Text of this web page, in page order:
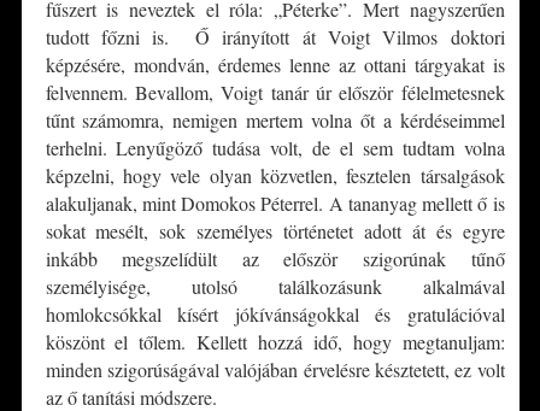
fűszert is neveztek el róla: „Péterke”. Mert nagyszerűen
tudott főzni is. Ő irányított át Voigt Vilmos doktori
képzésére, mondván, érdemes lenne az ottani tárgyakat is
felvennem. Bevallom, Voigt tanár úr először félelmetesnek
tűnt számomra, nemigen mertem volna őt a kérdéseimmel
terhelni. Lenyűgöző tudása volt, de el sem tudtam volna
képzelni, hogy vele olyan közvetlen, fesztelen társalgások
alakuljanak, mint Domokos Péterrel. A tananyag mellett ő is
sokat mesélt, sok személyes történetet adott át és egyre
inkább megszelídült az először szigorúnak tűnő
személyisége, utolsó találkozásunk alkalmával
homlokcsókkal kísért jókívánságokkal és gratulációval
köszönt el tőlem. Kellett hozzá idő, hogy megtanuljam:
minden szigorúságával valójában érvelésre késztetett, ez volt
az ő tanítási módszere.